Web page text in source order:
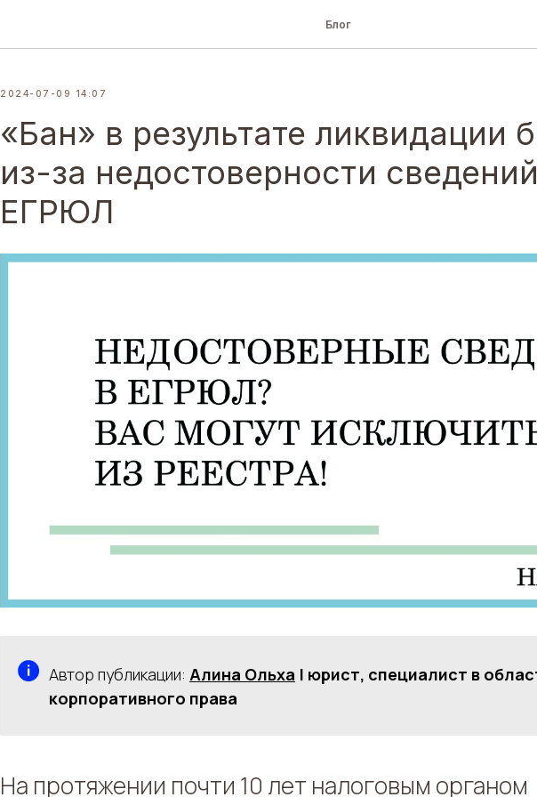
Блог
2024-07-09 14:07
«Бан» в результате ликвидации
из-за недостоверности
ЕГРЮЛ
Автор публикации: Алина Ольха | юрист, специалист в
корпоративного права
На протяжении почти 10 лет налоговым органом